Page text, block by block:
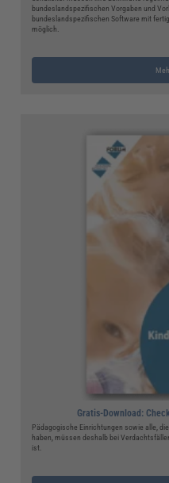
bundeslandspezifischen Vorgaben und
bundeslandspezifischen Software mit
möglich.
Gratis-Download:
Pädagogische Einrichtungen sowie alle,
haben, müssen deshalb bei
ist.